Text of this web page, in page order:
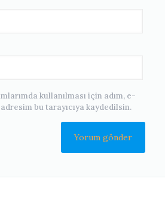
kullanılması için adım, e-
bu tarayıcıya kaydedilsin.